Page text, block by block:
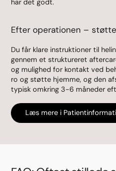
Efter operationen –
Du får klare instruktioner til
gennem et struktureret
og mulighed for kontakt ved
ro og støtte hjemme, og den
typisk omkring 3-6 måneder
Læs mere i